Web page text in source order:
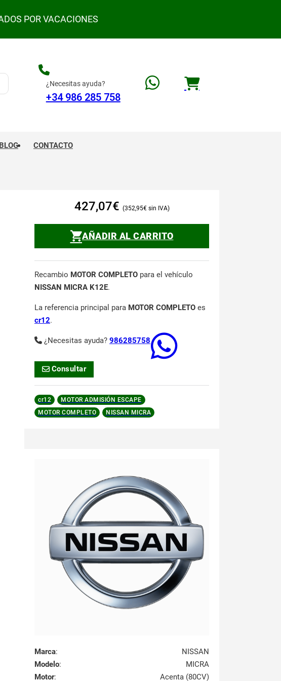
POR VACACIONES
¿Necesitas ayuda?
+34 986 285 758
BLOG CONTACTO
427,07€ 352,95€
AÑADIR AL CARRITO
Recambio MOTOR COMPLETO para el vehículo
NISSAN MICRA K12E.
La referencia principal para MOTOR COMPLETO es
cr12.
¿Necesitas ayuda? 986285758
Consultar
cr12
MOTOR ADMISIÓN ESCAPE
MOTOR COMPLETO
NISSAN MICRA
Marca:
NISSAN
Modelo:
MICRA
Motor:
Acenta (80CV)